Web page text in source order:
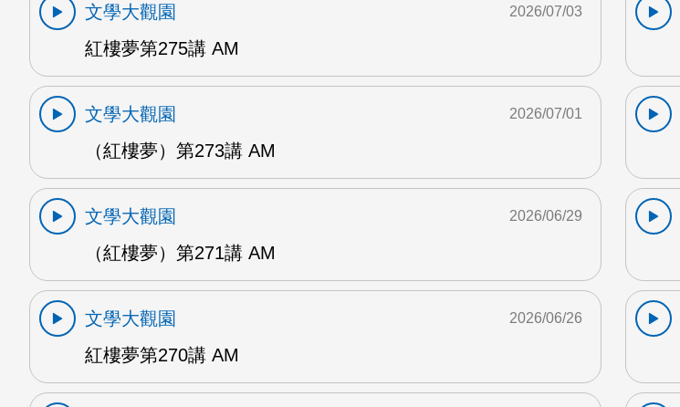
文學大觀園
紅樓夢第275講 AM
2026/07/03
文學大觀園
（紅樓夢）第273講 AM
2026/07/01
文學大觀園
（紅樓夢）第271講 AM
2026/06/29
文學大觀園
紅樓夢第270講 AM
2026/06/26